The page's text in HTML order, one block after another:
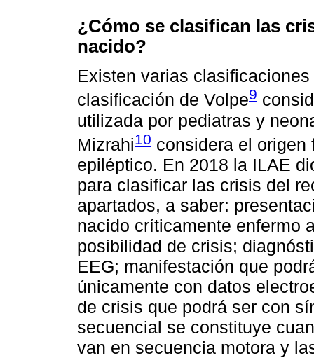
¿Cómo se clasifican las
nacido?
Existen varias
clasificación de Volpe9
utilizada por pediatras y
Mizrahi10 considera el
epiléptico. En 2018 la ILAE
para clasificar las crisis del
apartados, a saber:
nacido críticamente enfermo
posibilidad de crisis;
EEG; manifestación que
únicamente con datos
de crisis que podrá ser con
secuencial se constituye
van en secuencia motora y